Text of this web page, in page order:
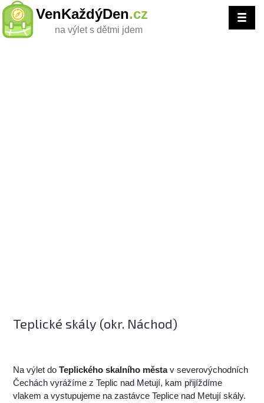
VenKaždýDen.cz
na výlet s dětmi jdem
Teplické skály (okr. Náchod)
Na výlet doTeplického skalního městav severovýchodních
Čechách vyrážíme z Teplic nad Metují, kam přijíždíme
vlakem a vystupujeme na zastávce Teplice nad Metují skály.